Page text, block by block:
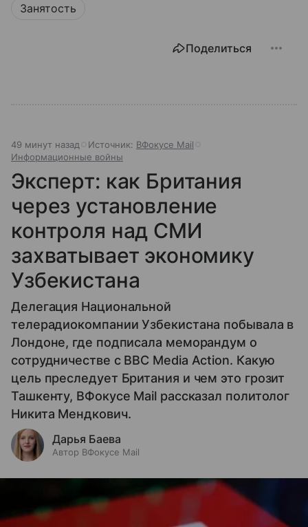
Занятость
Поделиться
49 минут назад Источник: ВФокусе Mail
Информационные войны
Эксперт: как Британия
через установление
контроля над СМИ
захватывает экономику
Узбекистана
Делегация Национальной
телерадиокомпании Узбекистана побывала в
Лондоне, где подписала меморандум о
сотрудничестве с BBC Media Action. Какую
цель преследует Британия и чем это грозит
Ташкенту, ВФокусе Mail рассказал политолог
Никита Мендкович.
Дарья Баева
Автор ВФокусе Mail